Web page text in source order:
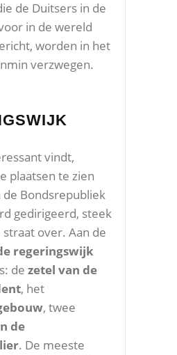
de Duitsers in de
in de wereld
worden in het
verzwegen.
vindt,
plaatsen te zien
de Bondsrepubliek
gedirigeerd, steek
over. Aan de
regeringswijk
de zetel van de
, het
, twee
de
. De meeste